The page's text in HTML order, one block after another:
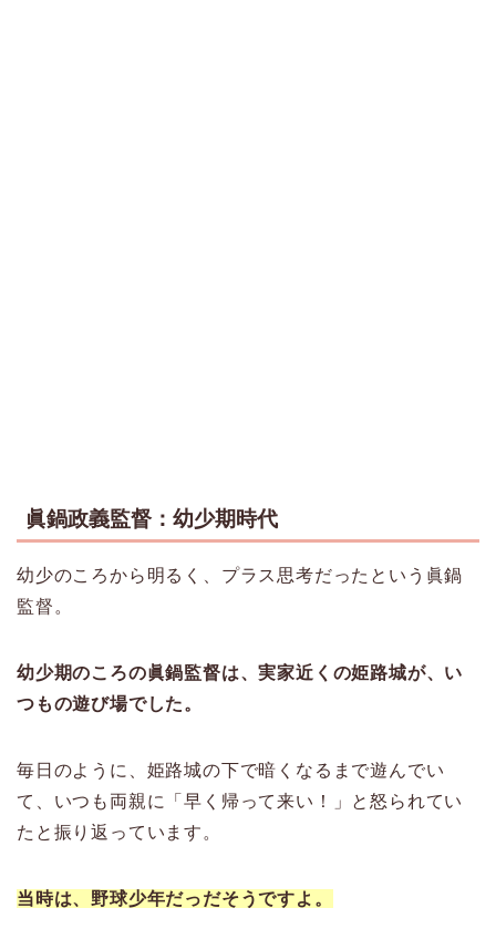
眞鍋政義監督：幼少期時代
幼少のころから明るく、プラス思考だったという眞鍋
監督。
幼少期のころの眞鍋監督は、実家近くの姫路城が、い
つもの遊び場でした。
毎日のように、姫路城の下で暗くなるまで遊んでい
て、いつも両親に「早く帰って来い！」と怒られてい
たと振り返っています。
当時は、野球少年だっだそうですよ。